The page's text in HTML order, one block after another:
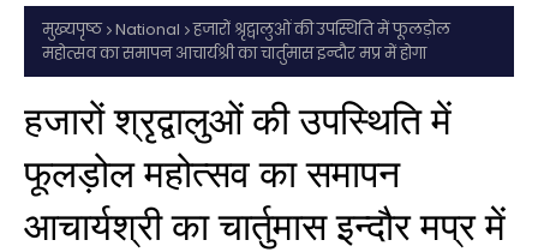
मुख्यपृष्ठ National
हजारों श्रृद्वालुओं की उपस्थिति में फूलड़ोल
महोत्सव का समापन आचार्यश्री का चार्तुमास इन्दौर मप्र में होगा
हजारों श्रृद्वालुओं की उपस्थिति में
फूलड़ोल महोत्सव का समापन
आचार्यश्री का चार्तुमास इन्दौर मप्र में